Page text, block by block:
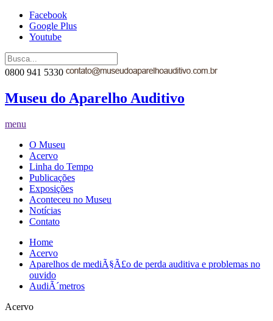
Facebook
Google Plus
Youtube
0800 941 5330
Museu do Aparelho Auditivo
menu
O Museu
Acervo
Linha do Tempo
Publicações
Exposições
Aconteceu no Museu
Notícias
Contato
Home
Acervo
Aparelhos de mediÃ§Ã£o de perda auditiva e problemas no
ouvido
AudiÃ´metros
Acervo